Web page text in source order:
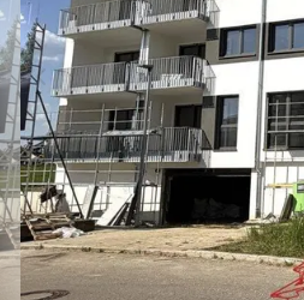
vorheriges Bild